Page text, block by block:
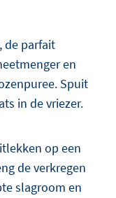
de parfait
en
Spuit
in de vriezer.
op een
de verkregen
slagroom en